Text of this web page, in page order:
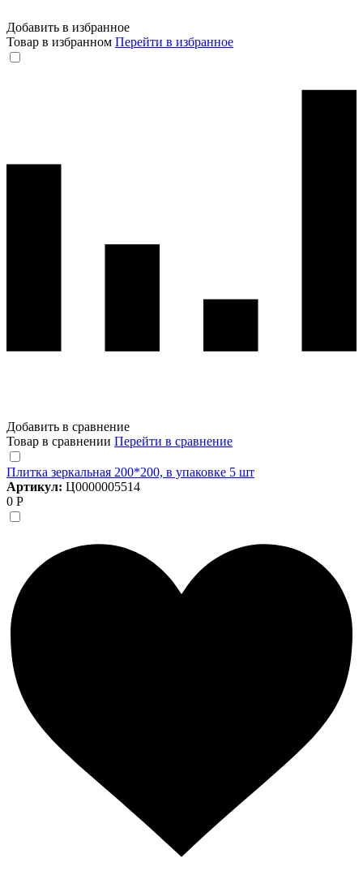
Добавить в избранное
Товар в избранном Перейти в избранное
Добавить в сравнение
Товар в сравнении Перейти в сравнение
Плитка зеркальная 200*200, в упаковке 5 шт
Артикул: Ц0000005514
0 Р